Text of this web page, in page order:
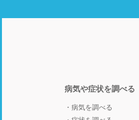
病気や症状を調べる
病気を調べる